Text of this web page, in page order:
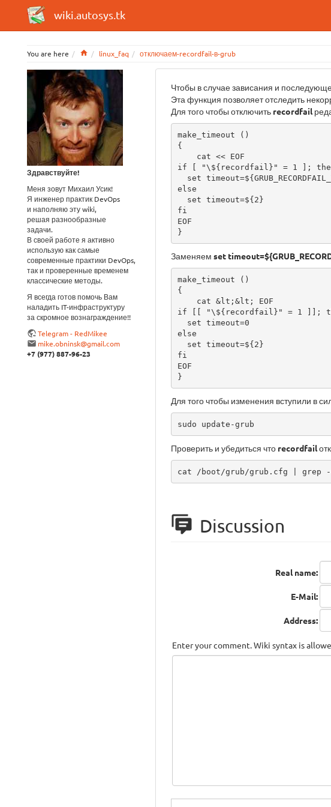
wiki.autosys.tk
You are here Homelinux_faq отключаем-recordfail-в-grub
Здравствуйте!
Меня зовут Михаил Усик!
Я инженер практик DevOps
и наполняю эту wiki,
решая разнообразные
задачи.
В своей работе я активно
использую как самые
современные практики DevOps,
так и проверенные временем
классические методы.
Я всегда готов помочь Вам
наладить IT-инфраструктуру
за скромное вознаграждение!!
Telegram - RedMikee
mike.obninsk@gmail.com
+7 (977) 887-96-23
Чтобы в случае зависания и
Эта функция позволяет отследить
Для того чтобы отключить recordfail
make_timeout ()
{
if [ "\${recordfail}" = 1 ];
else
fi
EOF
}
Заменяем set
make_timeout ()
{
if [[ "\${recordfail}" = 1 ]];
else
fi
EOF
}
Для того чтобы изменения вступили в
sudo update-grub
Проверить и убедиться что recordfail
cat /boot/grub/grub.cfg | grep -
Discussion
Real name:
E-Mail:
Address:
Enter your comment. Wiki syntax is